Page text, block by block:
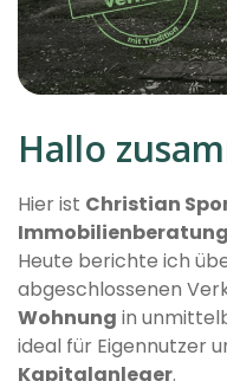
Hallo
Hier ist Christian
Immobilienberatung
Heute berichte ich
abgeschlossenen
Wohnung in
ideal für Eigennutzer
Kapitalanleger.